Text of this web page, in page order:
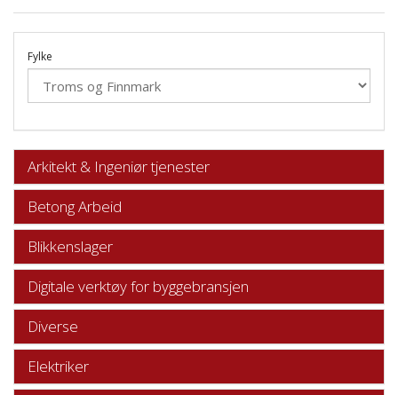
Fylke
Arkitekt & Ingeniør tjenester
Betong Arbeid
Blikkenslager
Digitale verktøy for byggebransjen
Diverse
Elektriker